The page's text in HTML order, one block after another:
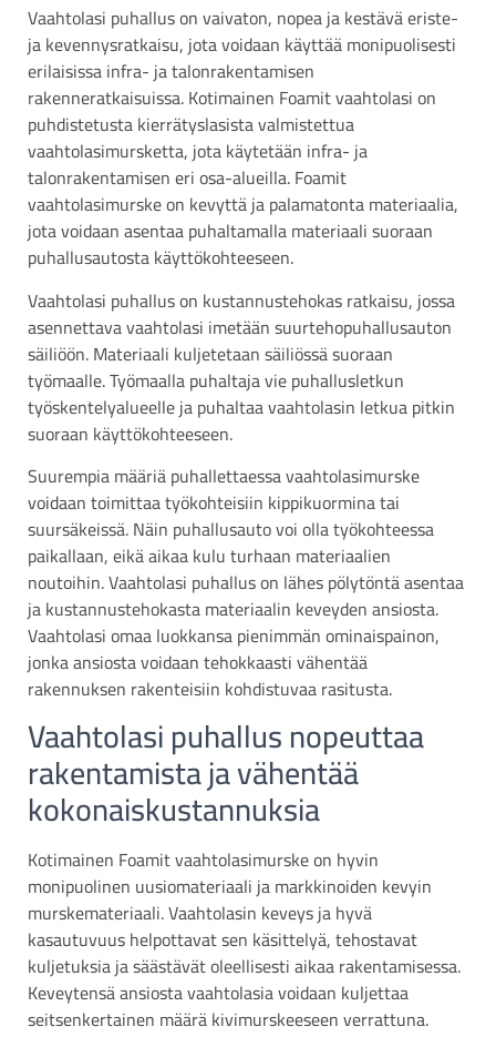
Vaahtolasi puhallus on vaivaton, nopea ja kestävä eriste-
ja kevennysratkaisu, jota voidaan käyttää monipuolisesti
erilaisissa infra- ja talonrakentamisen
rakenneratkaisuissa. Kotimainen Foamit vaahtolasi on
puhdistetusta kierrätyslasista valmistettua
vaahtolasimursketta, jota käytetään infra- ja
talonrakentamisen eri osa-alueilla. Foamit
vaahtolasimurske on kevyttä ja palamatonta materiaalia,
jota voidaan asentaa puhaltamalla materiaali suoraan
puhallusautosta käyttökohteeseen.
Vaahtolasi puhallus on kustannustehokas ratkaisu, jossa
asennettava vaahtolasi imetään suurtehopuhallusauton
säiliöön. Materiaali kuljetetaan säiliössä suoraan
työmaalle. Työmaalla puhaltaja vie puhallusletkun
työskentelyalueelle ja puhaltaa vaahtolasin letkua pitkin
suoraan käyttökohteeseen.
Suurempia määriä puhallettaessa vaahtolasimurske
voidaan toimittaa työkohteisiin kippikuormina tai
suursäkeissä. Näin puhallusauto voi olla työkohteessa
paikallaan, eikä aikaa kulu turhaan materiaalien
noutoihin. Vaahtolasi puhallus on lähes pölytöntä asentaa
ja kustannustehokasta materiaalin keveyden ansiosta.
Vaahtolasi omaa luokkansa pienimmän ominaispainon,
jonka ansiosta voidaan tehokkaasti vähentää
rakennuksen rakenteisiin kohdistuvaa rasitusta.
Vaahtolasi puhallus nopeuttaa
rakentamista ja vähentää
kokonaiskustannuksia
Kotimainen Foamit vaahtolasimurske on hyvin
monipuolinen uusiomateriaali ja markkinoiden kevyin
murskemateriaali. Vaahtolasin keveys ja hyvä
kasautuvuus helpottavat sen käsittelyä, tehostavat
kuljetuksia ja säästävät oleellisesti aikaa rakentamisessa.
Keveytensä ansiosta vaahtolasia voidaan kuljettaa
seitsenkertainen määrä kivimurskeeseen verrattuna.